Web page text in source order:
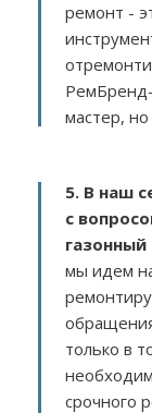
ремонт -
мастер,
5. В наш
с
мы идем
только в
срочного